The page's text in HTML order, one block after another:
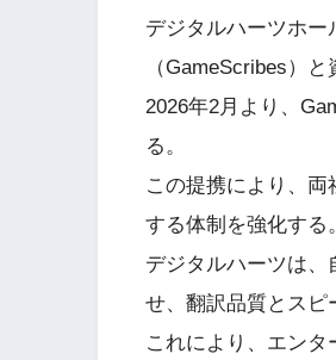
デジタルハーツホー
（GameScribes）
2026年2月より、
る。
この提携により、
する体制を強化する。
デジタルハーツは、
せ、翻訳品質とスピ
これにより、エン